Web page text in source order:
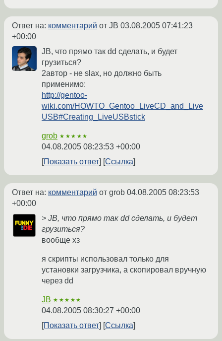
Ответ на: комментарий от JB 03.08.2005 07:41:23
+00:00
JB, что прямо так dd сделать, и будет
грузиться?
2автор - не slax, но должно быть
применимо:
http://gentoo-
wiki.com/HOWTO_Gentoo_LiveCD_and_Live
USB#Creating_LiveUSBstick
grob ★★★★★
04.08.2005 08:23:53 +00:00
Показать ответ
Ссылка
Ответ на: комментарий от grob 04.08.2005 08:23:53
+00:00
> JB, что прямо так dd сделать, и будет
грузиться?
вообще хз
я скрипты использовал только для
установки загрузчика, а скопировал вручную
через dd
JB ★★★★★
04.08.2005 08:30:27 +00:00
Показать ответ
Ссылка